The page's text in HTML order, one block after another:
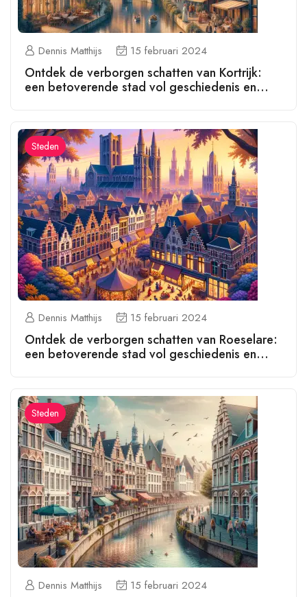
Dennis Matthijs 15 februari 2024
Ontdek de verborgen schatten van Kortrijk:
een betoverende stad vol geschiedenis en
Steden
Dennis Matthijs 15 februari 2024
Ontdek de verborgen schatten van Roeselare:
een betoverende stad vol geschiedenis en
Steden
Dennis Matthijs 15 februari 2024